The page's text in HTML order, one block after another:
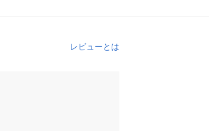
レビューとは